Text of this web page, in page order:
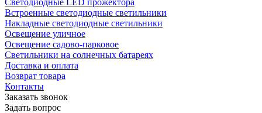
Светодиодные LED прожектора
Встроенные светодиодные светильники
Накладные светодиодные светильники
Освещение уличное
Освещение садово-парковое
Светильники на солнечных батареях
Доставка и оплата
Возврат товара
Контакты
Заказать звонок
Задать вопрос